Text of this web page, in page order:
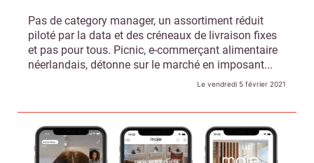
Pas de category manager, un assortiment réduit
piloté par la data et des créneaux de livraison fixes
et pas pour tous. Picnic, e-commerçant alimentaire
néerlandais, détonne sur le marché en imposant...
Le vendredi 5 février 2021